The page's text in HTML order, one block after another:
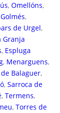
, Omellóns,
Golmés,
de Urgel,
Granja
, Espluga
, Menarguens,
Balaguer,
, Sarroca de
, Termens,
, Torres de